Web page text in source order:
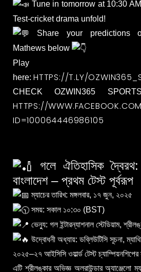
Tune in tomorrow at 10:30
Test-cricket drama unfold!
Share your predictions
Mathews below
Play
here: HTTPS://T.LY/
CHECK OZWIN365
HTTPS://
ID=100064446986105
গলে ঐতিহাসিক
বাংলাদেশ – প্রথম টেস্ট পূর্বরূপ
ম্যাচের তারিখ: মঙ্গলবার, ১৭ জুন, ২০২৫
সময়: সকাল ১০:৩০ (BST)
ভেন্যু: গল ইন্টারন্যাশনাল স্টেডিয়াম,
উদ্বোধনী অধ্যায়: ডব্লিউটিসি সূচনা,
২০২৫–২৭ আইসিসি ওয়ার্ল্ড টেস্ট চ্যাম্পিয়নশিপের
এটি শ্রীলঙ্কার অভিজ্ঞ অলরাউন্ডার অ্যাঞ্জেলো